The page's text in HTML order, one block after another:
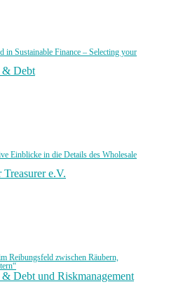
in Sustainable Finance – Selecting your
& Debt
Einblicke in die Details des Wholesale
e.V.
Reibungsfeld zwischen Räubern,
Debt und Riskmanagement